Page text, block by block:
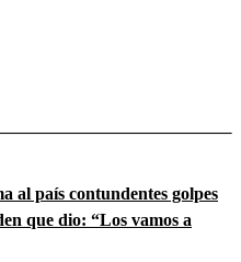
al país contundentes golpes
que dio: “Los vamos a